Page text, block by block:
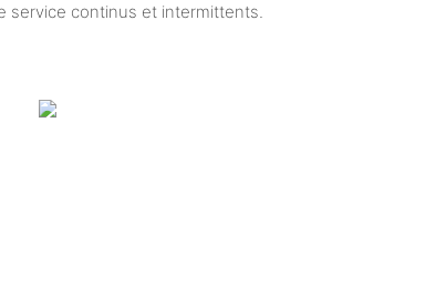
service continus et intermittents.